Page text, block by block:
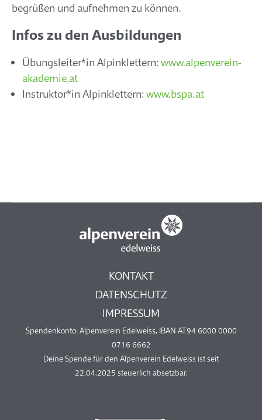
begrüßen und aufnehmen zu können.
Infos zu den Ausbildungen
Übungsleiter*in Alpinklettern: www.alpenverein-
akademie.at
Instruktor*in Alpinklettern: www.bspa.at
KONTAKT
DATENSCHUTZ
IMPRESSUM
Spendenkonto: Alpenverein Edelweiss, IBAN AT94 6000 0000
0716 6662
Deine Spende für den Alpenverein Edelweiss ist seit
22.04.2025 steuerlich absetzbar.